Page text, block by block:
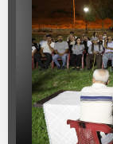
E-Belediye
Beyan Bilgileri
Borç Bilgileri
Tahakkuk